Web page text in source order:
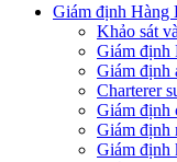
Giám định Hàng
Khảo sát
Giám định
Giám định
Charterer
Giám định
​Giám định
Giám định